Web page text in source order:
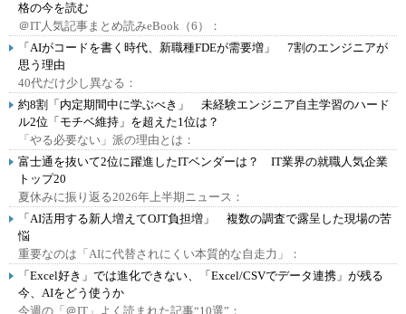
格の今を読む
＠IT人気記事まとめ読みeBook（6）：
「AIがコードを書く時代、新職種FDEが需要増」 7割のエンジニアが
思う理由
40代だけ少し異なる：
約8割「内定期間中に学ぶべき」 未経験エンジニア自主学習のハード
ル2位「モチベ維持」を超えた1位は？
「やる必要ない」派の理由とは：
富士通を抜いて2位に躍進したITベンダーは？ IT業界の就職人気企業
トップ20
夏休みに振り返る2026年上半期ニュース：
「AI活用する新人増えてOJT負担増」 複数の調査で露呈した現場の苦
悩
重要なのは「AIに代替されにくい本質的な自走力」：
「Excel好き」では進化できない、「Excel/CSVでデータ連携」が残る
今、AIをどう使うか
今週の「＠IT」よく読まれた記事“10選”：